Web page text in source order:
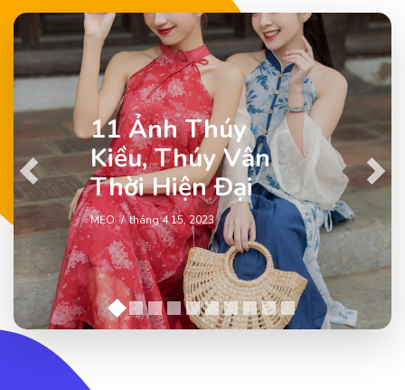
11 Ảnh Thúy
Kiều, Thúy Vân
Thời Hiện Đại
MẸO tháng 4 15, 2023
Previous Next